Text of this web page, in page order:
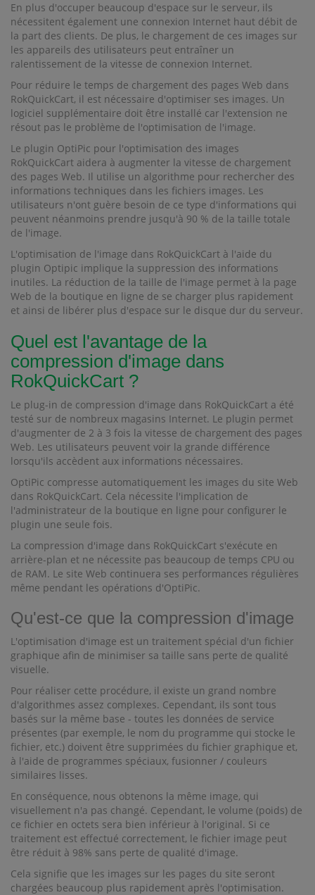
En plus d'occuper beaucoup d'espace sur le serveur, ils
nécessitent également une connexion Internet haut débit de
la part des clients. De plus, le chargement de ces images sur
les appareils des utilisateurs peut entraîner un
ralentissement de la vitesse de connexion Internet.
Pour réduire le temps de chargement des pages Web dans
RokQuickCart, il est nécessaire d'optimiser ses images. Un
logiciel supplémentaire doit être installé car l'extension ne
résout pas le problème de l'optimisation de l'image.
Le plugin OptiPic pour l'optimisation des images
RokQuickCart aidera à augmenter la vitesse de chargement
des pages Web. Il utilise un algorithme pour rechercher des
informations techniques dans les fichiers images. Les
utilisateurs n'ont guère besoin de ce type d'informations qui
peuvent néanmoins prendre jusqu'à 90 % de la taille totale
de l'image.
L'optimisation de l'image dans RokQuickCart à l'aide du
plugin Optipic implique la suppression des informations
inutiles. La réduction de la taille de l'image permet à la page
Web de la boutique en ligne de se charger plus rapidement
et ainsi de libérer plus d'espace sur le disque dur du serveur.
Quel est l'avantage de la
compression d'image dans
RokQuickCart ?
Le plug-in de compression d'image dans RokQuickCart a été
testé sur de nombreux magasins Internet. Le plugin permet
d'augmenter de 2 à 3 fois la vitesse de chargement des pages
Web. Les utilisateurs peuvent voir la grande différence
lorsqu'ils accèdent aux informations nécessaires.
OptiPic compresse automatiquement les images du site Web
dans RokQuickCart. Cela nécessite l'implication de
l'administrateur de la boutique en ligne pour configurer le
plugin une seule fois.
La compression d'image dans RokQuickCart s'exécute en
arrière-plan et ne nécessite pas beaucoup de temps CPU ou
de RAM. Le site Web continuera ses performances régulières
même pendant les opérations d'OptiPic.
Qu'est-ce que la compression d'image
L'optimisation d'image est un traitement spécial d'un fichier
graphique afin de minimiser sa taille sans perte de qualité
visuelle.
Pour réaliser cette procédure, il existe un grand nombre
d'algorithmes assez complexes. Cependant, ils sont tous
basés sur la même base - toutes les données de service
présentes (par exemple, le nom du programme qui stocke le
fichier, etc.) doivent être supprimées du fichier graphique et,
à l'aide de programmes spéciaux, fusionner / couleurs
similaires lisses.
En conséquence, nous obtenons la même image, qui
visuellement n'a pas changé. Cependant, le volume (poids) de
ce fichier en octets sera bien inférieur à l'original. Si ce
traitement est effectué correctement, le fichier image peut
être réduit à 98% sans perte de qualité d'image.
Cela signifie que les images sur les pages du site seront
chargées beaucoup plus rapidement après l'optimisation.